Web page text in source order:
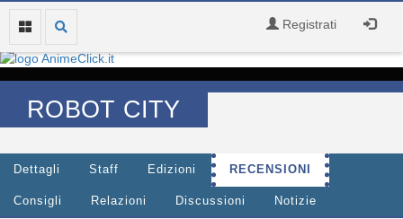
Registrati
ROBOT CITY
Dettagli Staff Edizioni RECENSIONI
Consigli Relazioni Discussioni Notizie